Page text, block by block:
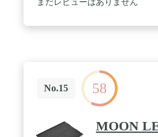
ーン】ソロキャンプ、ハイキン
り、ビーチなどのアウトドア活
なので、テント内の使用もオッ
おすすめです。 / 【仕様】展開
21*高さ10.5cm、収納時サイズ:
2.6cm 重量：660ｇ 材質：ス
まだレビューはありません
No.15 58
MOON